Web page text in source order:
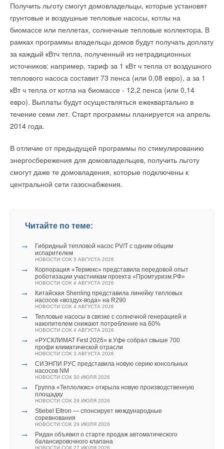
Получить льготу смогут домовладельцы, которые установят
грунтовые и воздушные тепловые насосы, котлы на
биомассе или пеллетах, солнечные тепловые коллектора. В
рамках программы владельцы домов будут получать доплату
за каждый кВтч тепла, полученный из нетрадиционных
источников: например, тариф за 1 кВт ч тепла от воздушного
теплового насоса составит 73 пенса (или 0,08 евро), а за 1
кВт ч тепла от котла на биомассе - 12,2 пенса (или 0,14
евро). Выплаты будут осуществляться ежеквартально в
течение семи лет. Старт программы планируется на апрель
2014 года.
В отличие от предыдущей программы по стимулированию
энергосбережения для домовладельцев, получить льготу
смогут даже те домовладения, которые подключены к
центральной сети газоснабжения.
Читайте по теме:
→
Гибридный тепловой насос PV/T с одним общим
испарителем
НОВОСТИ СОК 5 АВГУСТА 2026
→
Корпорация «Термекс» представила передовой опыт
роботизации участникам проекта «Промтуризм.РФ»
НОВОСТИ СОК 4 АВГУСТА 2026
→
Китайская Shenling представила линейку тепловых
насосов «воздух-вода» на R290
НОВОСТИ СОК 4 АВГУСТА 2026
→
Тепловые насосы в связке с солнечной генерацией и
накопителем снижают потребление на 60%
НОВОСТИ СОК 4 АВГУСТА 2026
→
«РУСКЛИМАТ Fest 2026» в Уфе собрал свыше 700
профи климатической отрасли
НОВОСТИ СОК 3 АВГУСТА 2026
→
СИЭНПИ РУС представила новую серию консольных
насосов NM
НОВОСТИ СОК 30 ИЮЛЯ 2026
→
Группа «Теплолюкс» открыла новую производственную
площадку
НОВОСТИ СОК 29 ИЮЛЯ 2026
→
Stiebel Eltron — спонсирует международные
соревнования
НОВОСТИ СОК 29 ИЮЛЯ 2026
→
Ридан объявил о старте продаж автоматического
балансировочного клапана
Читайте по теме:
→
Преимущества новых газовых варочных панелей
Gorenje
→ Определяем уникальные свойства бытовых пылесосов
ЖУРНАЛ СОК АПРЕЛЬ 2018
→ Определяем качество накопительного водонагревателя
ЖУРНАЛ СОК МАРТ 2018
→ Керамические обогреватели Gorenje
Инновационные бытовые водонагреватели Gorenje
накопительного типа
ЖУРНАЛ СОК ИЮЛЬ 2017
→
элегантность, надёжность и функциональность
ЖУРНАЛ СОК ИЮНЬ 2017
→
НОВОСТИ СОК 10 МАРТА 2015
→
→ Плоский водонагреватель ECO FLAT с функцией SMART
НОВОСТИ СОК 18 ФЕВРАЛЯ 2015
Уведомления отключены
Комментарии
В этой теме еще нет комментариев
Добавить комментарий
Ваше имя *
Ваш E-mail *
электроэнергии и 900 ТДж тепла в год, а количество
обслуживающего персонала – всего 25 человек.
«Такие поездки позволяют ознакомиться с культурой
производства, особенностями зарубежной энергетики,
историей становления современных компаний – от
механической мастерской на ферме до крупного
межнационального концерна, – говорит начальник
управления технической политики «ИНТЕР РАО –
Управление электрогенерацией» Рамиль Фаткуллин. –
Крайне интересным было посещение муниципальной ТЭЦ с
ещё и тепловыми насосами, позволяющими использовать
геотермальное тепло. Мы увидели широкое применение
энергосберегающих технологий на основе частотно-
регулируемых приводов. Но кроме этого – большое
по количеству сжигаемых отходов (54%). Второе место
занимает Швеция, уступая всего 5%. Нидерланды и
Германия отстают на 15%, разделяя «бронзовую» позицию.
По данным Росприроднадзора, ежегодно в России
образуется порядка 35-40 млн. тонн твердых бытовых
отходов, и практически весь этот объем размещается на
полигонах ТБО, санкционированных и несанкционированных
свалках, и только 4-5% вовлекается в переработку.
В Дании мусор начали перерабатывать в 80-х из-за нехватки
места для его утилизации. В стране быстро рассудили, что,
сжигая «бесплатное» топливо, можно получать побочную
энергию. Добавочная энергия для датчан – дело привычное.
ТЭЦ страны переводят на установки когенерации
(одновременное производство тепла и энергии). В России
при выработке электроэнергии большая часть